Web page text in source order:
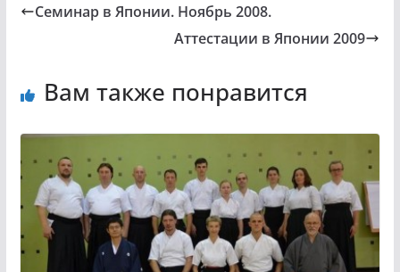
Семинар в Японии. Ноябрь 2008.
Аттестации в Японии 2009
Вам также понравится